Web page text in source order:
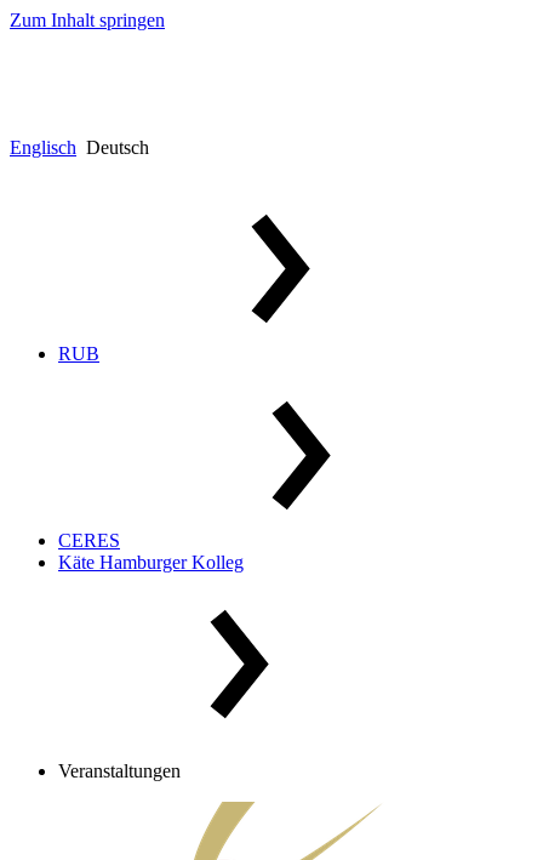
Zum Inhalt springen
Englisch Deutsch
RUB
CERES
Käte Hamburger Kolleg
Veranstaltungen